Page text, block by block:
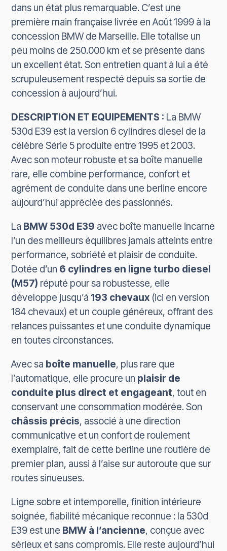
dans un état plus remarquable. C’est une
première main française livrée en Août 1999 à la
concession BMW de Marseille. Elle totalise un
peu moins de 250.000 km et se présente dans
un excellent état. Son entretien quant à lui a été
scrupuleusement respecté depuis sa sortie de
concession à aujourd’hui.
DESCRIPTION ET EQUIPEMENTS : La BMW
530d E39 est la version 6 cylindres diesel de la
célèbre Série 5 produite entre 1995 et 2003.
Avec son moteur robuste et sa boîte manuelle
rare, elle combine performance, confort et
agrément de conduite dans une berline encore
aujourd’hui appréciée des passionnés.
La BMW 530d E39 avec boîte manuelle incarne
l’un des meilleurs équilibres jamais atteints entre
performance, sobriété et plaisir de conduite.
Dotée d’un 6 cylindres en ligne turbo diesel
(M57) réputé pour sa robustesse, elle
développe jusqu’à 193 chevaux (ici en version
184 chevaux) et un couple généreux, offrant des
relances puissantes et une conduite dynamique
en toutes circonstances.
Avec sa boîte manuelle, plus rare que
l’automatique, elle procure un plaisir de
conduite plus direct et engageant, tout en
conservant une consommation modérée. Son
châssis précis, associé à une direction
communicative et un confort de roulement
exemplaire, fait de cette berline une routière de
premier plan, aussi à l’aise sur autoroute que sur
routes sinueuses.
Ligne sobre et intemporelle, finition intérieure
soignée, fiabilité mécanique reconnue : la 530d
E39 est une BMW à l’ancienne, conçue avec
sérieux et sans compromis. Elle reste aujourd’hui